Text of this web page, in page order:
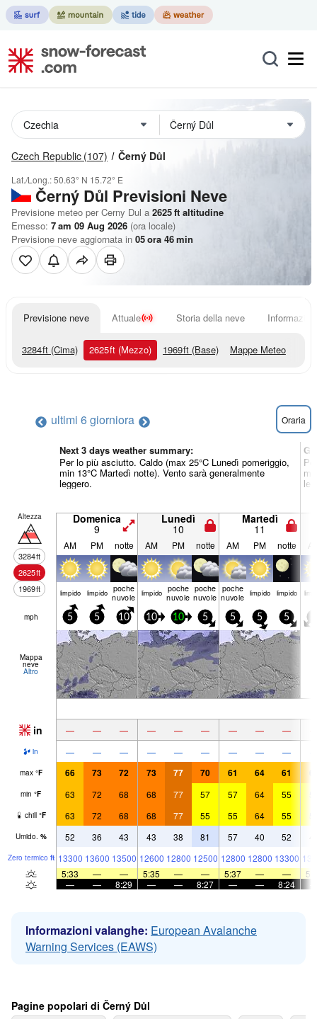
Czech Republic (107) Černý Důl
Lat./Long.:50.63° N 15.72° E
Černý Důl Previsioni Neve
Previsione meteo per Cerny Dul a 2625ft altitudine
Emesso: 7 am 09 Aug 2026 (ora locale)
Previsione neve aggiornata in 05ora 46min
Previsione neve Attuale Storia della neve
3284ft (Cima) 2625ft (Mezzo) 1969ft (Base) Mappe Meteo
ultimi 6 giorniora Oraria
Next 3 days weather summary:
Per lo più asciutto. Caldo (max 25°C Lunedì pomeriggio,
min 13°C Martedì notte). Vento sarà generalmente
leggero.
Altezza
3284ft
2625ft
1969ft
Domenica
9
Lunedì
10
Martedì
11
AM PM notte AM PM notte AM PM notte
limp­ido limp­ido poche
nuvole limp­ido poche
nuvole
poche
nuvole
poche
nuvole limp­ido limp­ido
mph 5 5 10 10 10 5 5 5 5
Mappa
neve
Altro
in — — — — — — — — —
in — — — — — — — — —
max °F 66 73 72 73 77 70 61 64 61
min °F 63 72 68 68 77 57 57 64 55
chill °F 63 72 68 68 77 55 55 64 55
Umido. % 52 36 43 43 38 81 57 40 52
Zero termico ft 13300 13600 13500 12600 12800 12500 12800 12800 13300
5:33
— — 5:35 — — 5:37 — —
—
— 8:29 — — 8:27 — — 8:24
Informazioni valanghe: European Avalanche
Warning Services (EAWS)
Pagine popolari di Černý Důl